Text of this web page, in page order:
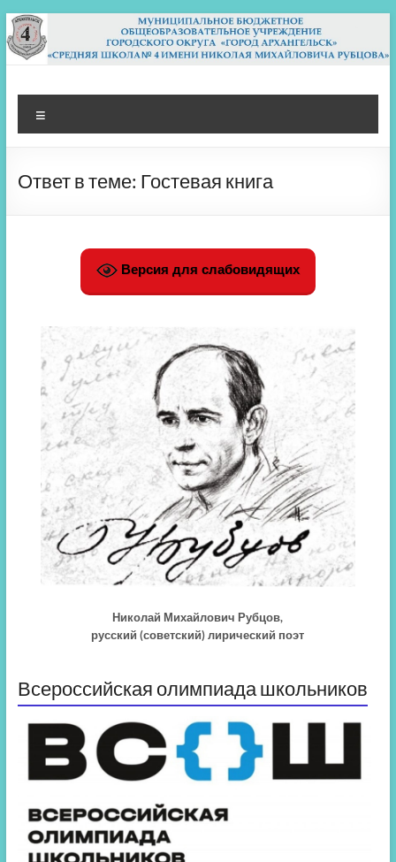
Перейти
к
содержимому
МБОУ СШ 4
Архангельск
Ответ в теме: Гостевая книга
Версия для слабовидящих
Николай Михайлович Рубцов,
русский (советский) лирический поэт
Всероссийская олимпиада школьников